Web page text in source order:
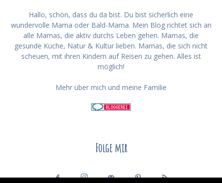
Hallo, schön, dass du da bist. Du bist sicherlich eine
wundervolle Mama oder Bald-Mama. Mein Blog richtet sich an
alle Mamas, die aktiv durchs Leben gehen. Mamas, die
gesunde Küche, Natur & Kultur lieben. Mamas, die sich nicht
scheuen, mit ihren Kindern auf Reisen zu gehen. Alles ist
möglich!
Mehr über mich und meine Familie
Folge mir